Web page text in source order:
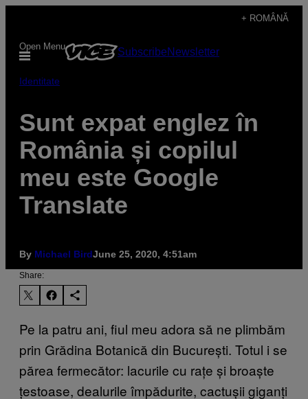
content
+ ROMÂNĂ
Open Menu SubscribeNewsletter
Identitate
Sunt expat englez în
România și copilul
meu este Google
Translate
By Michael BirdJune 25, 2020, 4:51am
Share:
Pe la patru ani, fiul meu adora să ne plimbăm
prin Grădina Botanică din București. Totul i se
părea fermecător: lacurile cu rațe și broaște
țestoase, dealurile împădurite, cactușii giganți